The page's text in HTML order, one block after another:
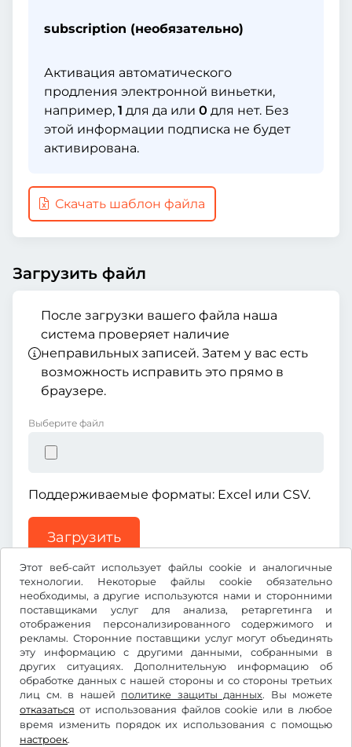
Этот веб-сайт использует файлы cookie и аналогичные
технологии. Некоторые файлы cookie обязательно
необходимы, а другие используются нами и сторонними
поставщиками услуг для анализа, ретаргетинга и
отображения персонализированного содержимого и
рекламы. Сторонние поставщики услуг могут объединять
эту информацию с другими данными, собранными в
других ситуациях. Дополнительную информацию об
обработке данных с нашей стороны и со стороны третьих
лиц см. в нашей политике защиты данных. Вы можете
отказаться от использования файлов cookie или в любое
время изменить порядок их использования с помощью
настроек.
subscription (необязательно)
Активация автоматического
продления электронной виньетки,
например, 1 для да или 0 для нет. Без
этой информации подписка не будет
активирована.
Скачать шаблон файла
Загрузить файл
После загрузки вашего файла наша
система проверяет наличие
неправильных записей. Затем у вас есть
возможность исправить это прямо в
браузере.
Выберите файл
Поддерживаемые форматы: Excel или CSV.
Загрузить
€EUR
Facebook Instagram
Условия использования/право на отказ